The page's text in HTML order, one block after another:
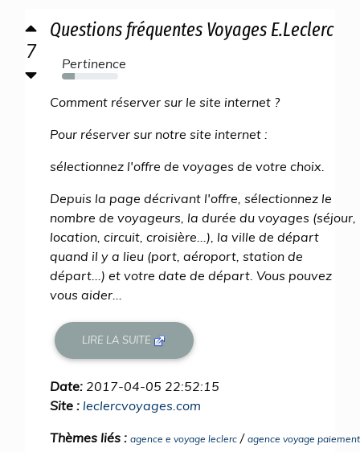
7
Questions fréquentes Voyages E.Leclerc
Pertinence
23%
Comment réserver sur le site internet ?
Pour réserver sur notre site internet :
sélectionnez l'offre de voyages de votre choix.
Depuis la page décrivant l'offre, sélectionnez le
nombre de voyageurs, la durée du voyages (séjour,
location, circuit, croisière...), la ville de départ
quand il y a lieu (port, aéroport, station de
départ...) et votre date de départ. Vous pouvez
vous aider...
LIRE LA SUITE
Date: 2017-04-05 22:52:15
Site : leclercvoyages.com
Thèmes liés : agence e voyage leclerc / agence voyage paiement